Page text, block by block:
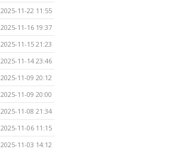
2025-11-22 11:55
2025-11-16 19:37
2025-11-15 21:23
2025-11-14 23:46
2025-11-09 20:12
2025-11-09 20:00
2025-11-08 21:34
2025-11-06 11:15
2025-11-03 14:12